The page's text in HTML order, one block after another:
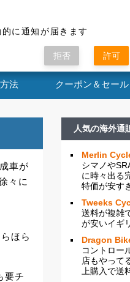
法 クーポン＆セール
車が
々に
ほら
要チ
人気の海外通
Merlin
シマノや
に時々出る
特価が安す
Tweeks
送料が複雑
が安いイギ
Dragon
コントロー
店もやって
上購入で送
に通知が届きます
拒否 許可